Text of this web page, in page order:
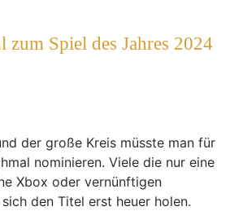
zum Spiel des Jahres 2024
der große Kreis müsste man für
nominieren. Viele die nur eine
Xbox oder vernünftigen
den Titel erst heuer holen.